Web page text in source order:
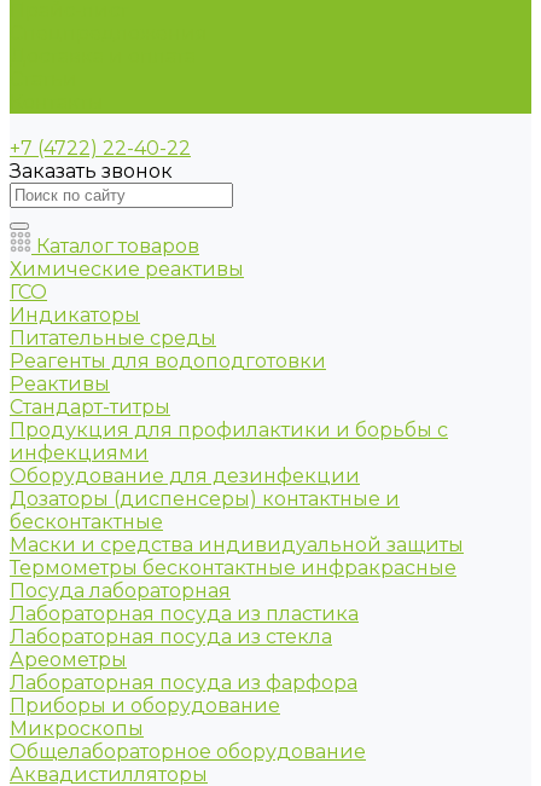
+7 (4722) 22-40-22
Заказать звонок
Каталог товаров
Химические реактивы
ГСО
Индикаторы
Питательные среды
Реагенты для водоподготовки
Реактивы
Стандарт-титры
Продукция для профилактики и борьбы с
инфекциями
Оборудование для дезинфекции
Дозаторы (диспенсеры) контактные и
бесконтактные
Маски и средства индивидуальной защиты
Термометры бесконтактные инфракрасные
Посуда лабораторная
Лабораторная посуда из пластика
Лабораторная посуда из стекла
Ареометры
Лабораторная посуда из фарфора
Приборы и оборудование
Микроскопы
Общелабораторное оборудование
Аквадистилляторы